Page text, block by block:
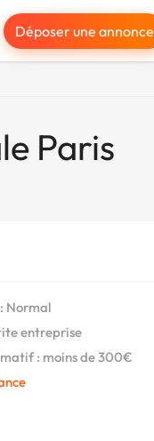
Déposer une annonce
Paris
Normal
entreprise
: moins de 300€